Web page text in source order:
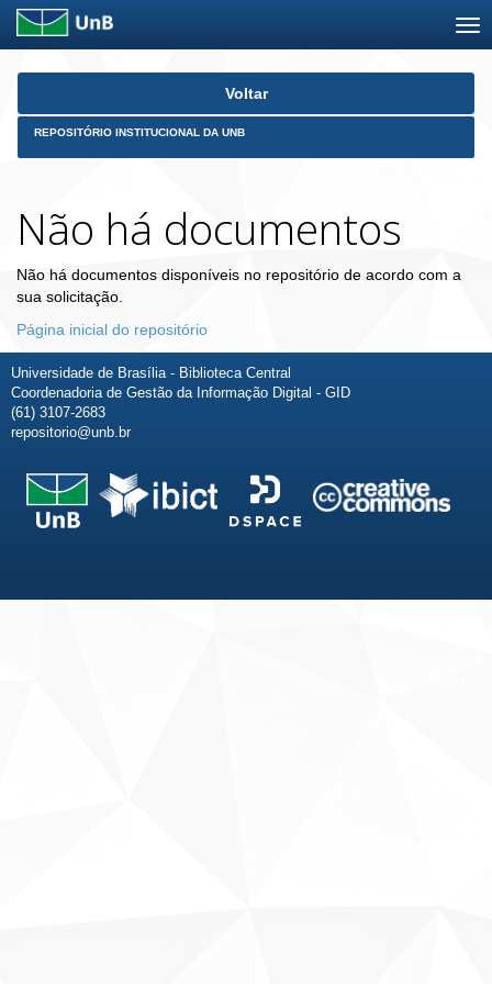
Skip
Voltar
REPOSITÓRIO INSTITUCIONAL DA UNB
Não há documentos
Não há documentos disponíveis no repositório de acordo com a
sua solicitação.
Página inicial do repositório
Universidade de Brasília - Biblioteca Central
Coordenadoria de Gestão da Informação Digital - GID
(61) 3107-2683
repositorio@unb.br